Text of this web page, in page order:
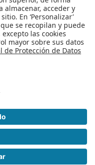
DISC
Southern California
doctoral: Modeling and
Urban Planing Tools
an SDN/NFV Secure